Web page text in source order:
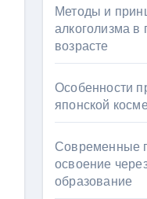
Методы и
алкоголизма в
возрасте
Особенности
японской
Современные
освоение
образование